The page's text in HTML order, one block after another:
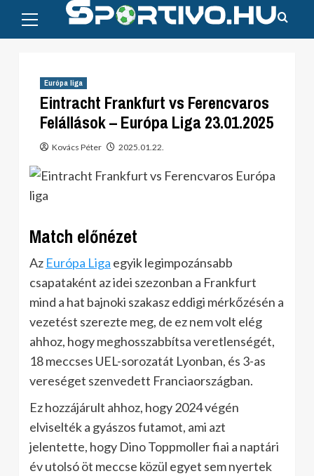
content
Menu
Európa liga
Eintracht Frankfurt vs Ferencvaros
Felállások – Európa Liga 23.01.2025
Kovács Péter 2025.01.22.
Match előnézet
Az Európa Liga egyik legimpozánsabb
csapataként az idei szezonban a Frankfurt
mind a hat bajnoki szakasz eddigi mérkőzésén a
vezetést szerezte meg, de ez nem volt elég
ahhoz, hogy meghosszabbítsa veretlenségét,
18 meccses UEL-sorozatát Lyonban, és 3-as
vereséget szenvedett Franciaországban.
Ez hozzájárult ahhoz, hogy 2024 végén
elviselték a gyászos futamot, ami azt
jelentette, hogy Dino Toppmoller fiai a naptári
év utolsó öt meccse közül egyet sem nyertek